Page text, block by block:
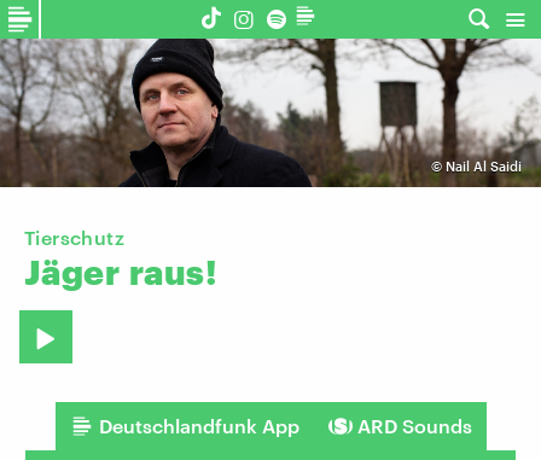
© Nail Al Saidi
Tierschutz
Jäger raus!
Deutschlandfunk App ARD Sounds